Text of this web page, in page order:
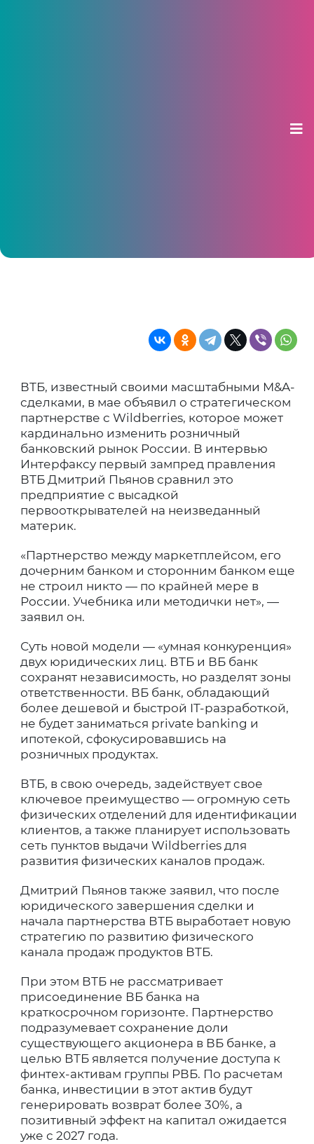
ВТБ, известный своими масштабными M&A-
сделками, в мае объявил о стратегическом
партнерстве с Wildberries, которое может
кардинально изменить розничный
банковский рынок России. В интервью
Интерфаксу первый зампред правления
ВТБ Дмитрий Пьянов сравнил это
предприятие с высадкой
первооткрывателей на неизведанный
материк.
«Партнерство между маркетплейсом, его
дочерним банком и сторонним банком еще
не строил никто — по крайней мере в
России. Учебника или методички нет», —
заявил он.
Суть новой модели — «умная конкуренция»
двух юридических лиц. ВТБ и ВБ банк
сохранят независимость, но разделят зоны
ответственности. ВБ банк, обладающий
более дешевой и быстрой IT-разработкой,
не будет заниматься private banking и
ипотекой, сфокусировавшись на
розничных продуктах.
ВТБ, в свою очередь, задействует свое
ключевое преимущество — огромную сеть
физических отделений для идентификации
клиентов, а также планирует использовать
сеть пунктов выдачи Wildberries для
развития физических каналов продаж.
Дмитрий Пьянов также заявил, что после
юридического завершения сделки и
начала партнерства ВТБ выработает новую
стратегию по развитию физического
канала продаж продуктов ВТБ.
При этом ВТБ не рассматривает
присоединение ВБ банка на
краткосрочном горизонте. Партнерство
подразумевает сохранение доли
существующего акционера в ВБ банке, а
целью ВТБ является получение доступа к
финтех-активам группы РВБ. По расчетам
банка, инвестиции в этот актив будут
генерировать возврат более 30%, а
позитивный эффект на капитал ожидается
уже с 2027 года.